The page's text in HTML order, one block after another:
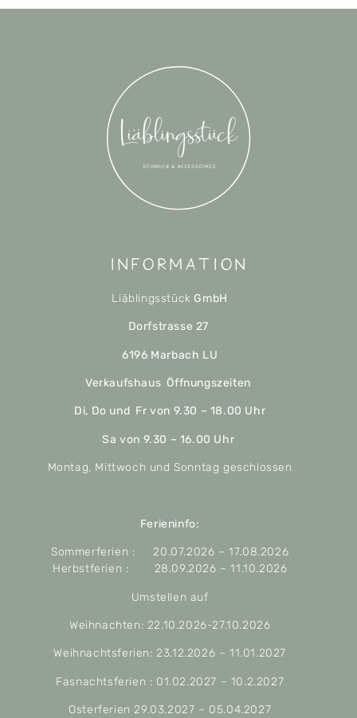
Information
Liäblingsstück GmbH
Dorfstrasse 27
6196 Marbach LU
Verkaufshaus Öffnungszeiten
Di, Do und Fr von 9.30 – 18.00 Uhr
Sa von 9.30 – 16.00 Uhr
Montag, Mittwoch und Sonntag geschlossen
Ferieninfo:
Sommerferien : 20.07.2026 – 17.08.2026
Herbstferien : 28.09.2026 – 11.10.2026
Umstellen auf
Weihnachten: 22.10.2026-27.10.2026
Weihnachtsferien: 23.12.2026 – 11.01.2027
Fasnachtsferien : 01.02.2027 – 10.2.2027
Osterferien 29.03.2027 – 05.04.2027